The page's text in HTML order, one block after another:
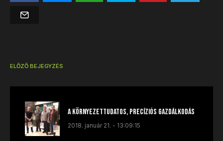
ELŐZŐ BEJEGYZÉS
A környezettudatos, precíziós gazdálkodás
2018. január 21. - 13:09:15